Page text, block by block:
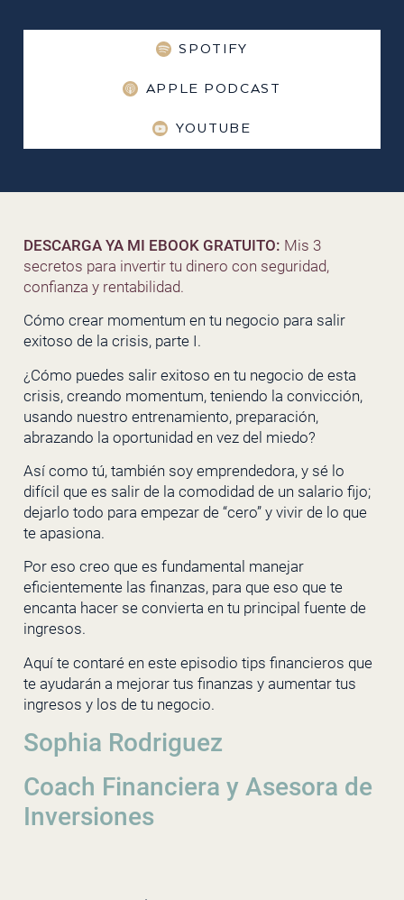
SPOTIFY
APPLE PODCAST
YOUTUBE
DESCARGA YA MI EBOOK GRATUITO: Mis 3
secretos para invertir tu dinero con seguridad,
confianza y rentabilidad.
Cómo crear momentum en tu negocio para salir
exitoso de la crisis, parte I.
¿Cómo puedes salir exitoso en tu negocio de esta
crisis, creando momentum, teniendo la convicción,
usando nuestro entrenamiento, preparación,
abrazando la oportunidad en vez del miedo?
Así como tú, también soy emprendedora, y sé lo
difícil que es salir de la comodidad de un salario fijo;
dejarlo todo para empezar de “cero” y vivir de lo que
te apasiona.
Por eso creo que es fundamental manejar
eficientemente las finanzas, para que eso que te
encanta hacer se convierta en tu principal fuente de
ingresos.
Aquí te contaré en este episodio tips financieros que
te ayudarán a mejorar tus finanzas y aumentar tus
ingresos y los de tu negocio.
Sophia Rodriguez
Coach Financiera y Asesora de
Inversiones